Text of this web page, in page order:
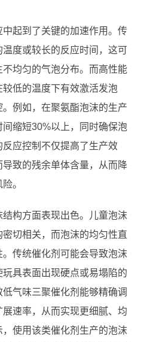
起到了关键的加速作用。传
度或较长的反应时间，这可
均匀的气泡分布。而高性能
低的温度下有效激活发泡
例如，在聚氨酯泡沫的生产
缩短30%以上，同时确保泡
应控制不仅提高了生产效
致的残余单体含量，从而降
。
构方面表现出色。儿童泡沫
切相关，而泡沫的均匀性直
传统催化剂可能会导致泡沫
具表面出现硬点或易塌陷的
气味三聚催化剂能够精确调
速率，从而实现更细腻、均
使用该类催化剂生产的泡沫